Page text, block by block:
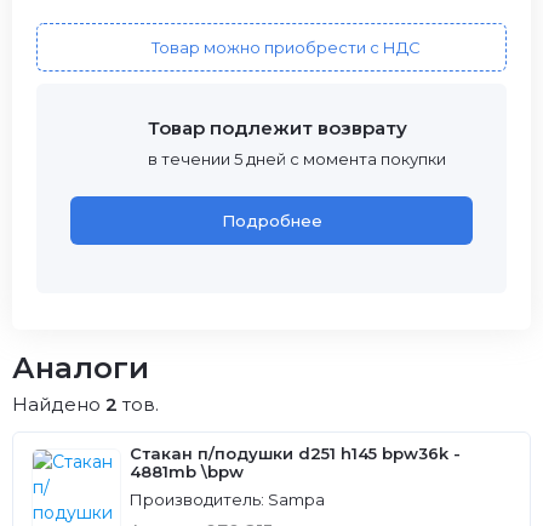
Товар можно приобрести с НДС
Товар подлежит возврату
в течении 5 дней с момента покупки
Подробнее
Аналоги
Найдено 2 тов.
Стакан п/подушки d251 h145 bpw36k -
4881mb \bpw
Производитель: Sampa